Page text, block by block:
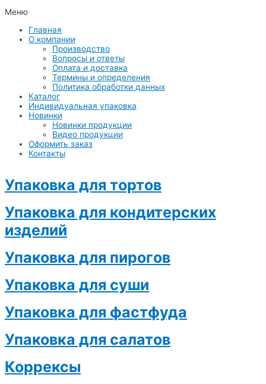
Меню
Главная
О компании
Производство
Вопросы и ответы
Оплата и доставка
Термины и определения
Политика обработки данных
Каталог
Индивидуальная упаковка
Новинки
Новинки продукции
Видео продукции
Оформить заказ
Контакты
Упаковка для тортов
Упаковка для кондитерских
изделий
Упаковка для пирогов
Упаковка для суши
Упаковка для фастфуда
Упаковка для салатов
Коррексы